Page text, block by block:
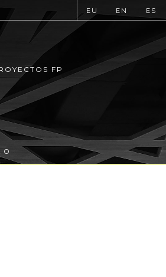
EU EN ES
FP